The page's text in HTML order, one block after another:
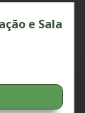
e Sala